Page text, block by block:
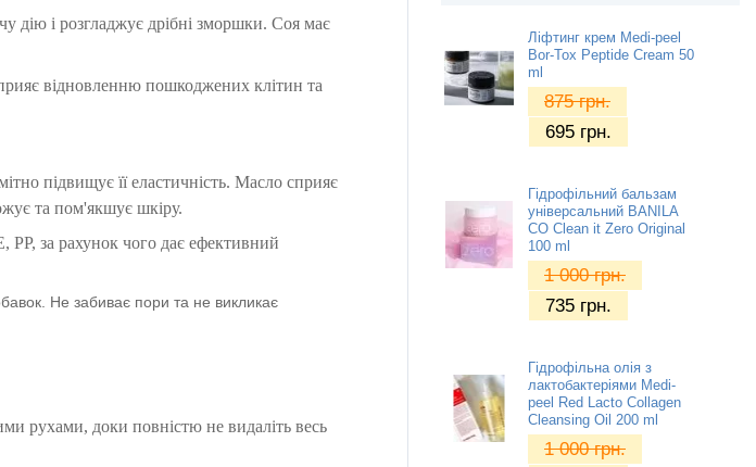
дію і розгладжує дрібні зморшки. Соя має
відновленню пошкоджених клітин та
підвищує її еластичність. Масло сприяє
та пом'якшує шкіру.
PP, за рахунок чого дає ефективний
Не забиває пори та не викликає
рухами, доки повністю не видаліть весь
Ліфтинг крем Medi-peel
Bor-Tox Peptide Cream 50
ml
875грн.
695 грн.
Гідрофільний бальзам
універсальний BANILA
CO Clean it Zero Original
100 ml
1 000грн.
735 грн.
Гідрофільна олія з
лактобактеріями Medi-
peel Red Lacto Collagen
Cleansing Oil 200 ml
1 000грн.